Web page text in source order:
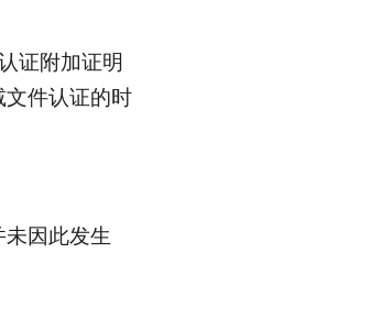
证附加证明
件认证的时
因此发生